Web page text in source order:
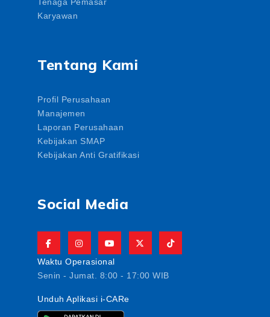
Karyawan
Tentang Kami
Profil Perusahaan
Manajemen
Laporan Perusahaan
Kebijakan SMAP
Kebijakan Anti Gratifikasi
Social Media
Waktu Operasional
Senin - Jumat. 8:00 - 17:00 WIB
Unduh Aplikasi i-CARe